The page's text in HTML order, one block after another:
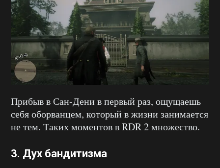
Прибыв в Сан-Дени в первый раз, ощущаешь
себя оборванцем, который в жизни занимается
не тем. Таких моментов в RDR 2 множество.
3. Дух бандитизма